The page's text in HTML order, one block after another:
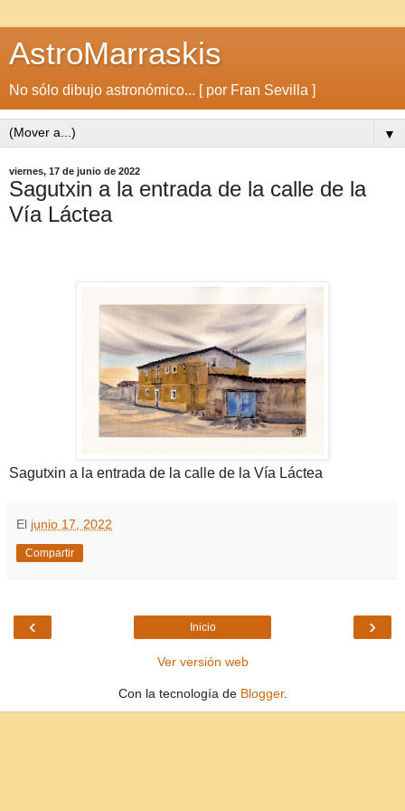
AstroMarraskis
No sólo dibujo astronómico... [ por Fran Sevilla ]
▼
viernes, 17 de junio de 2022
Sagutxin a la entrada de la calle de la
Vía Láctea
Sagutxin a la entrada de la calle de la Vía Láctea
El junio 17, 2022
Compartir
‹ ›
Inicio
Ver versión web
Con la tecnología de Blogger.